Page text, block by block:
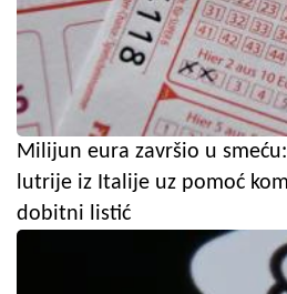
Milijun eura završio u
lutrije iz Italije uz pomoć
dobitni listić